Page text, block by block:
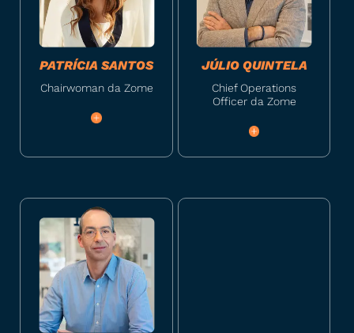
PATRÍCIA SANTOS
Chairwoman da Zome
JÚLIO QUINTELA
Chief Operations
Officer da Zome